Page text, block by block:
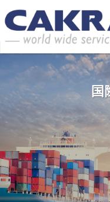
Skip
to
content
国